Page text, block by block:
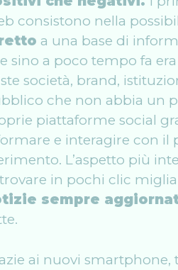
consistono nella
a una base di
sino a poco tempo fa
società, brand,
che non abbia un
piattaforme social
e interagire con il
L’aspetto più
in pochi clic
sempre
ai nuovi smartphone,